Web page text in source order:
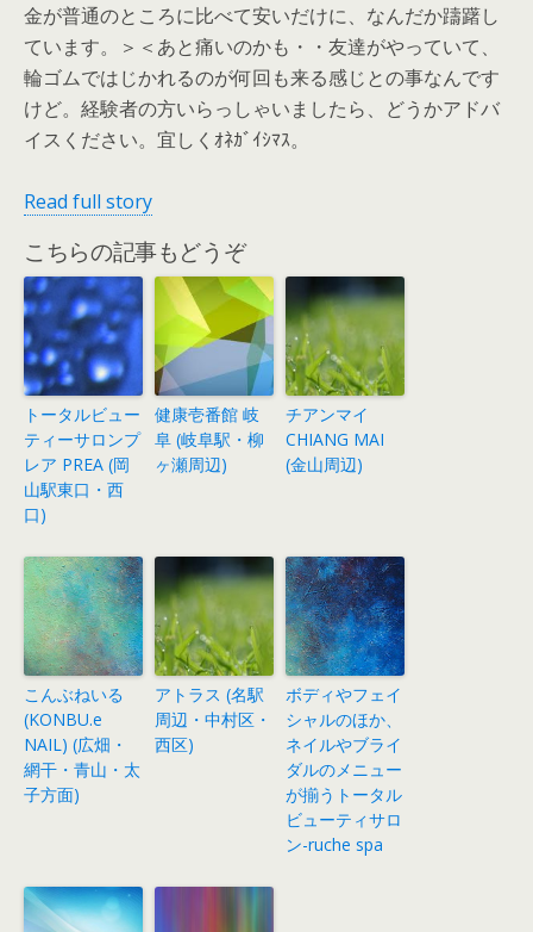
金が普通のところに比べて安いだけに、なんだか躊躇し
ています。＞＜あと痛いのかも・・友達がやっていて、
輪ゴムではじかれるのが何回も来る感じとの事なんです
けど。経験者の方いらっしゃいましたら、どうかアドバ
イスください。宜しくｵﾈｶﾞｲｼﾏｽ。
Read full story
こちらの記事もどうぞ
トータルビュー
ティーサロンプ
レア PREA (岡
山駅東口・西
口)
健康壱番館 岐
阜 (岐阜駅・柳
ヶ瀬周辺)
チアンマイ
CHIANG MAI
(金山周辺)
こんぶねいる
(KONBU.e
NAIL) (広畑・
網干・青山・太
子方面)
アトラス (名駅
周辺・中村区・
西区)
ボディやフェイ
シャルのほか、
ネイルやブライ
ダルのメニュー
が揃うトータル
ビューティサロ
ン-ruche spa